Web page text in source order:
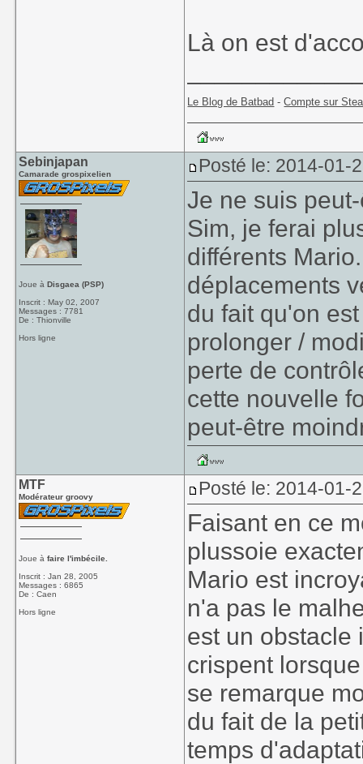
Là on est
Le Blog de Batbad -Compte sur
Sebinjapan
Camarade grospixelien
Joue àDisgaea (PSP)
Inscrit : May 02, 2007
Messages : 7781
De : Thionville
Hors ligne
Posté le: 2014-01-
Je ne suis
Sim, je ferai
différents
déplacements
du fait qu'on
prolonger /
perte de
cette nouvelle
peut-être
MTF
Modérateur groovy
Joue àfaire l'imbécile.
Inscrit : Jan 28, 2005
Messages : 6865
De : Caen
Hors ligne
Posté le: 2014-01-
Faisant en ce
plussoie
Mario est
n'a pas le
est un obstacle
crispent
se remarque
du fait de la
temps